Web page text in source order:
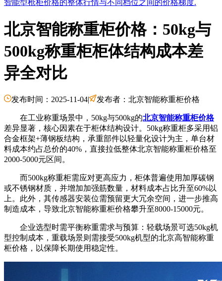
智能型枪柜价格的整体行情与不同档位之间的价格梯度.
北京智能称重柜价格：50kg与
500kg称重柜柜体结构成本差
异全对比
发布时间：2025-11-04| 发布者：北京智能称重柜价格
在工业称重场景中，50kg与500kg的北京智能称重柜价格
差异显著，核心因素在于柜体结构设计。50kg称重柜多采用铝
合金框架+薄钢板结构，承重部件以轻量化设计为主，单台材
料成本约占总价的40%，直接拉低整体北京智能称重柜价格至
2000-5000元区间。
而500kg称重柜需应对更高应力，柜体普遍使用加厚碳钢
或不锈钢材质，并增加加强筋数量，材料成本占比升至60%以
上。此外，其传感器安装位需预留更大冗余空间，进一步推高
制造成本，导致北京智能称重柜价格攀升至8000-15000元。
企业选型时需平衡称重需求与预算：轻载场景可选50kg机
型控制成本，重载场景则需接受500kg机型的北京高智能称重
柜价格，以保障长期使用稳定性。